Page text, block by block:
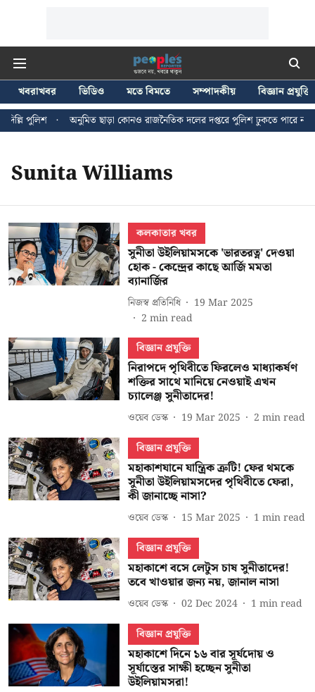
খবরাখবর ভিডিও মতে বিমতে সম্পাদকীয়
বিজ্ঞান প্রযুক্তি
পুলিশ
অনুমিত ছাড়া কোনও রাজনৈতিক দলের দপ্তরে পুলিশ ঢুকতে পারে না -
Sunita Williams
কলকাতার খবর
সুনীতা উইলিয়ামসকে 'ভারতরত্ন' দেওয়া
হোক - কেন্দ্রের কাছে আর্জি মমতা
ব্যানার্জির
নিজস্ব প্রতিনিধি
19 Mar 2025
2 min read
বিজ্ঞান প্রযুক্তি
নিরাপদে পৃথিবীতে ফিরলেও মাধ্যাকর্ষণ
শক্তির সাথে মানিয়ে নেওয়াই এখন
চ্যালেঞ্জ সুনীতাদের!
ওয়েব ডেস্ক 19 Mar 2025 2 min read
বিজ্ঞান প্রযুক্তি
মহাকাশযানে যান্ত্রিক ত্রুটি! ফের থমকে
সুনীতা উইলিয়ামসদের পৃথিবীতে ফেরা,
কী জানাচ্ছে নাসা?
ওয়েব ডেস্ক 15 Mar 2025 1 min read
বিজ্ঞান প্রযুক্তি
মহাকাশে বসে লেটুস চাষ সুনীতাদের!
তবে খাওয়ার জন্য নয়, জানাল নাসা
ওয়েব ডেস্ক 02 Dec 2024 1 min read
বিজ্ঞান প্রযুক্তি
মহাকাশে দিনে ১৬ বার সূর্যদোয় ও
সূর্যাস্তের সাক্ষী হচ্ছেন সুনীতা
উইলিয়ামসরা!